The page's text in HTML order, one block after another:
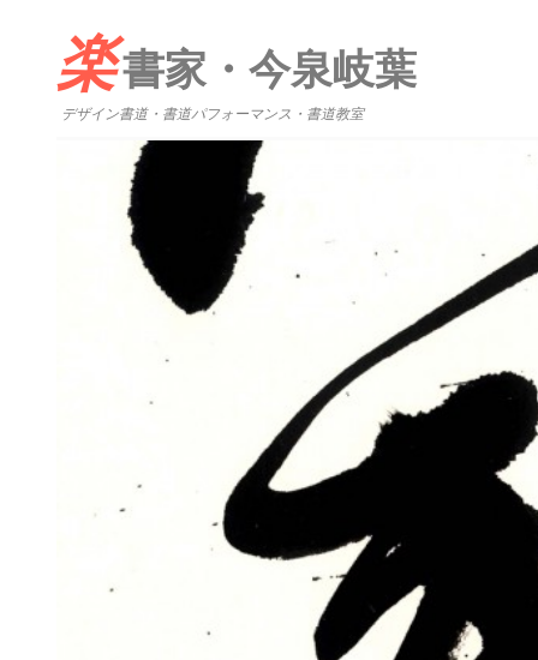
楽書家・今泉岐葉
デザイン書道・書道パフォーマンス・書道教室